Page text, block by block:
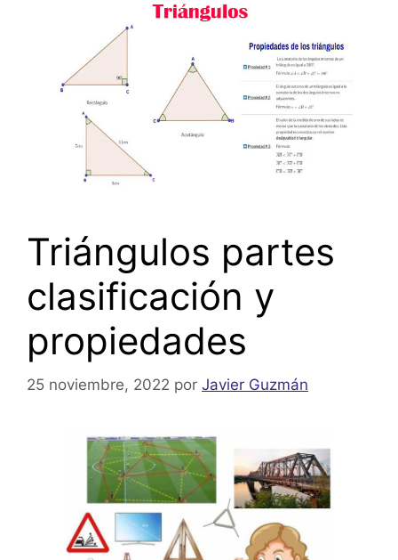
Triángulos partes
clasificación y
propiedades
25 noviembre, 2022 por Javier Guzmán